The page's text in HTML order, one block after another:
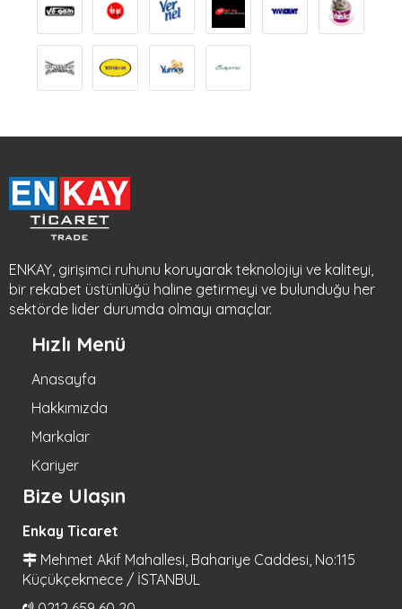
ENKAY, girişimci ruhunu koruyarak teknolojiyi ve kaliteyi,
bir rekabet üstünlüğü haline getirmeyi ve bulunduğu her
sektörde lider durumda olmayı amaçlar.
Hızlı Menü
Anasayfa
Hakkımızda
Markalar
Kariyer
Bize Ulaşın
Enkay Ticaret
Mehmet Akif Mahallesi, Bahariye Caddesi, No:115
Küçükçekmece / İSTANBUL